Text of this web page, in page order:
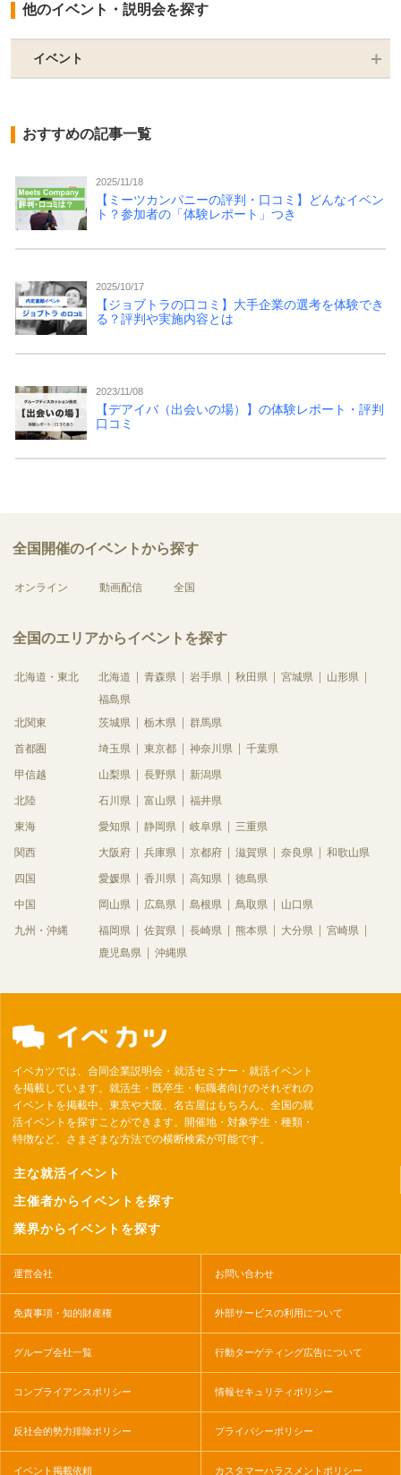
他のイベント・説明会を探す
イベント
おすすめの記事一覧
2025/11/18
【ミーツカンパニーの評判・口コミ】どんなイベン
ト？参加者の「体験レポート」つき
2025/10/17
【ジョブトラの口コミ】大手企業の選考を体験でき
る？評判や実施内容とは
2023/11/08
【デアイバ（出会いの場）】の体験レポート・評判
口コミ
全国開催のイベントから探す
オンライン 動画配信 全国
全国のエリアからイベントを探す
北海道・東北 北海道 青森県 岩手県 秋田県 宮城県
山形県
福島県
北関東
茨城県 栃木県 群馬県
首都圏 埼玉県 東京都 神奈川県 千葉県
甲信越 山梨県 長野県 新潟県
北陸 石川県 富山県 福井県
東海 愛知県 静岡県 岐阜県 三重県
関西 大阪府 兵庫県 京都府 滋賀県 奈良県 和歌山県
四国 愛媛県 香川県 高知県 徳島県
中国 岡山県 広島県 島根県 鳥取県 山口県
九州・沖縄 福岡県 佐賀県 長崎県 熊本県 大分県
宮崎県
鹿児島県
沖縄県
イベカツでは、合同企業説明会・就活セミナー・就活イベント
を掲載しています。就活生・既卒生・転職者向けのそれぞれの
イベントを掲載中。東京や大阪、名古屋はもちろん、全国の就
活イベントを探すことができます。開催地・対象学生・種類・
特徴など、さまざまな方法での横断検索が可能です。
主な就活イベント
主催者からイベントを探す
業界からイベントを探す
運営会社 お問い合わせ
免責事項・知的財産権 外部サービスの利用について
グループ会社一覧 行動ターゲティング広告について
コンプライアンスポリシー 情報セキュリティポリシー
反社会的勢力排除ポリシー プライバシーポリシー
イベント掲載依頼 カスタマーハラスメントポリシー